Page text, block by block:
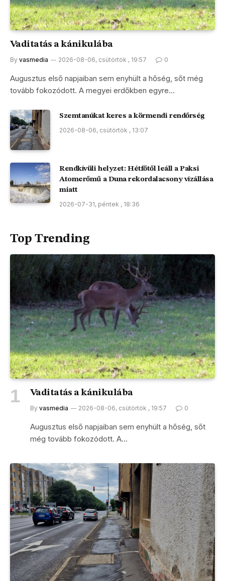
Vaditatás a kánikulába
By vasmedia 2026-08-06, csütörtök , 19:57 0
Augusztus első napjaiban sem enyhült a hőség, sőt még
tovább fokozódott. A megyei erdőkben egyre…
Szemtanúkat keres a körmendi rendőrség
2026-08-06, csütörtök , 13:07
Rendkívüli helyzet: Hétfőtől leáll a Paksi
Atomerőmű a Duna rekordalacsony vízállása
miatt
2026-07-31, péntek , 18:36
Top Trending
Vaditatás a kánikulába
By vasmedia 2026-08-06, csütörtök , 19:57 0
Augusztus első napjaiban sem enyhült a hőség, sőt
még tovább fokozódott. A…